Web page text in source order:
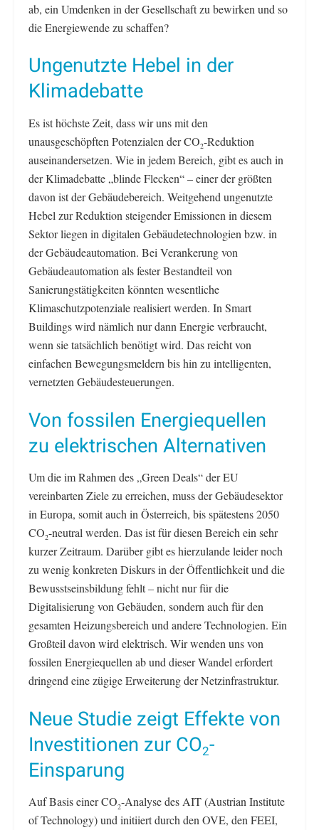
ab, ein Umdenken in der Gesellschaft zu bewirken und so
die Energiewende zu schaffen?
Ungenutzte Hebel in der
Klimadebatte
Es ist höchste Zeit, dass wir uns mit den
unausgeschöpften Potenzialen der CO2-Reduktion
auseinandersetzen. Wie in jedem Bereich, gibt es auch in
der Klimadebatte „blinde Flecken“ – einer der größten
davon ist der Gebäudebereich. Weitgehend ungenutzte
Hebel zur Reduktion steigender Emissionen in diesem
Sektor liegen in digitalen Gebäudetechnologien bzw. in
der Gebäudeautomation. Bei Verankerung von
Gebäudeautomation als fester Bestandteil von
Sanierungstätigkeiten könnten wesentliche
Klimaschutzpotenziale realisiert werden. In Smart
Buildings wird nämlich nur dann Energie verbraucht,
wenn sie tatsächlich benötigt wird. Das reicht von
einfachen Bewegungsmeldern bis hin zu intelligenten,
vernetzten Gebäudesteuerungen.
Von fossilen Energiequellen
zu elektrischen Alternativen
Um die im Rahmen des „Green Deals“ der EU
vereinbarten Ziele zu erreichen, muss der Gebäudesektor
in Europa, somit auch in Österreich, bis spätestens 2050
CO2-neutral werden. Das ist für diesen Bereich ein sehr
kurzer Zeitraum. Darüber gibt es hierzulande leider noch
zu wenig konkreten Diskurs in der Öffentlichkeit und die
Bewusstseinsbildung fehlt – nicht nur für die
Digitalisierung von Gebäuden, sondern auch für den
gesamten Heizungsbereich und andere Technologien. Ein
Großteil davon wird elektrisch. Wir wenden uns von
fossilen Energiequellen ab und dieser Wandel erfordert
dringend eine zügige Erweiterung der Netzinfrastruktur.
Neue Studie zeigt Effekte von
Investitionen zur CO2-
Einsparung
Auf Basis einer CO2-Analyse des AIT (Austrian Institute
of Technology) und initiiert durch den OVE, den FEEI,